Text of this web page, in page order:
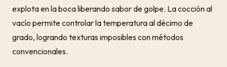
explota en la boca liberando sabor de golpe. La cocción al
vacío permite controlar la temperatura al décimo de
grado, logrando texturas imposibles con métodos
convencionales.